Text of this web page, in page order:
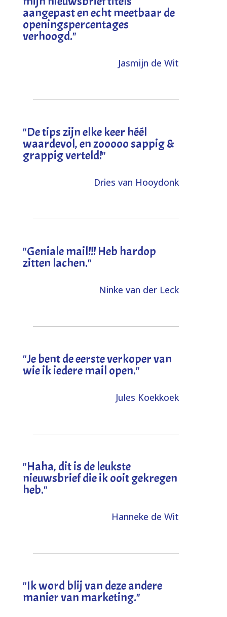
aangepast en echt meetbaar de
openingspercentages
verhoogd."
Jasmijn de Wit
"De tips zijn elke keer héél
waardevol, en zooooo sappig &
grappig verteld!"
Dries van Hooydonk
"Geniale mail!!! Heb hardop
zitten lachen."
Ninke van der Leck
"Je bent de eerste verkoper van
wie ik iedere mail open."
Jules Koekkoek
"Haha, dit is de leukste
nieuwsbrief die ik ooit gekregen
heb."
Hanneke de Wit
"Ik word blij van deze andere
manier van marketing."